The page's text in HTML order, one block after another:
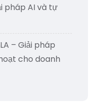
pháp AI và tự
– Giải pháp
cho doanh